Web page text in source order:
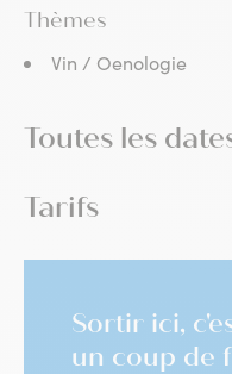
Thèmes
Vin / Oenologie
Toutes les
Tarifs
Sortir ici,
un coup de